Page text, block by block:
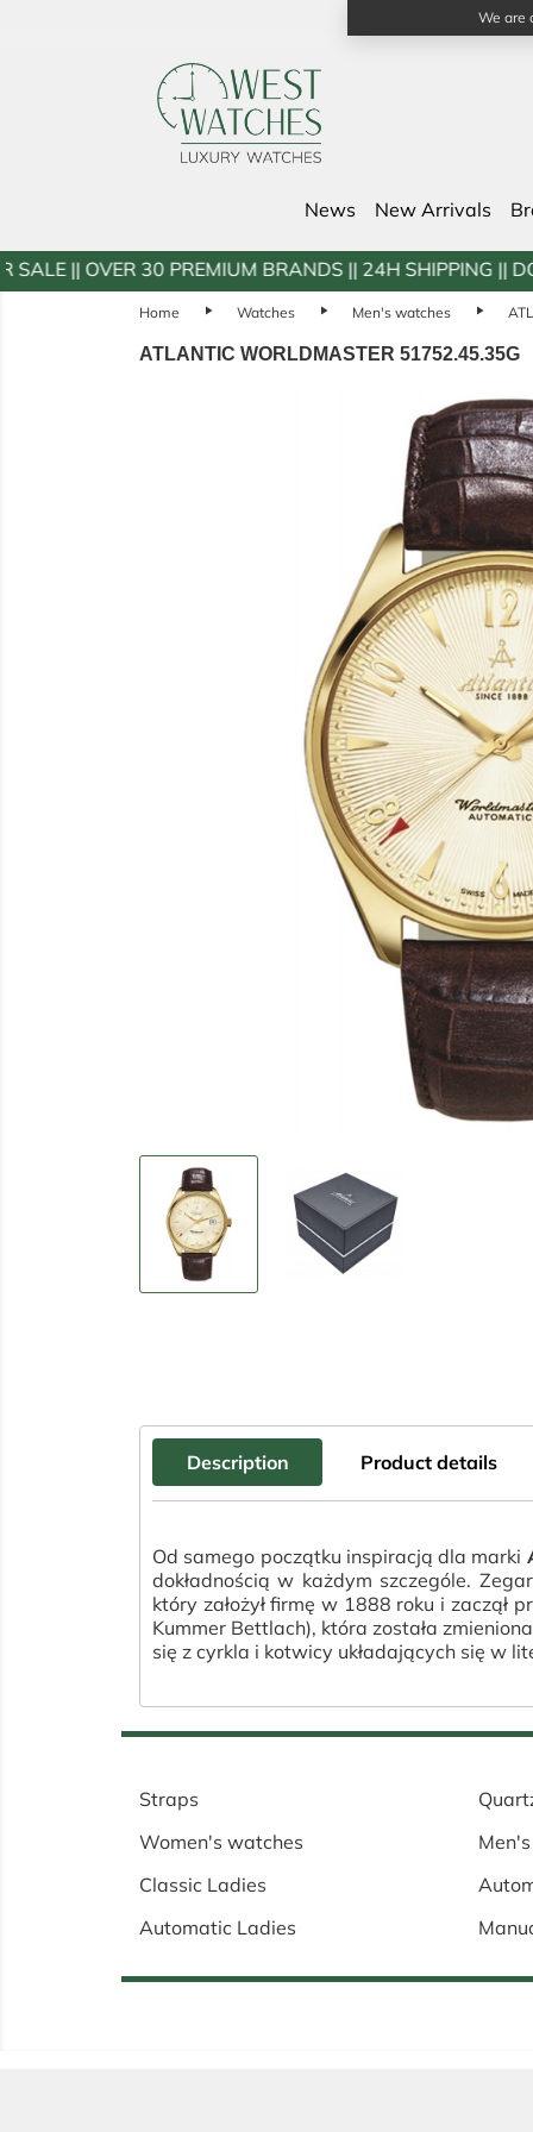
We are
News New Arrivals
PREMIUM BRANDS || 24H SHIPPING || DOOR2DOOR
Home play_arrow Watches play_arrow Men's watches play_arrow
ATLANTIC WORLDMASTER 51752.45.35G
Description Product details
Od samego początku inspiracją dla marki
dokładnością w każdym szczególe.
który założył firmę w 1888 roku i zaczął
Kummer Bettlach), która została
się z cyrkla i kotwicy układających się w
Straps
Women's watches
Classic Ladies
Automatic Ladies